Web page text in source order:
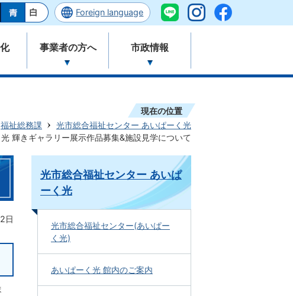
Foreign language
事業者の方へ 市政情報
現在の位置
福祉総務課
光市総合福祉センター あいぱーく光
輝きギャラリー展示作品募集&施設見学について
日
光市総合福祉センター あいぱ
ーく光
光市総合福祉センター(あいぱー
く光)
あいぱーく光 館内のご案内